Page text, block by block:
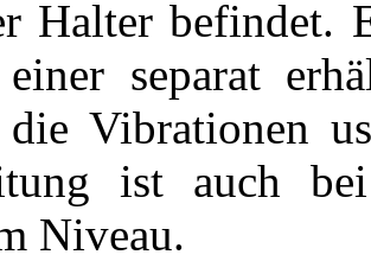
Halter befindet.
separat
Vibrationen
ist auch
Niveau.